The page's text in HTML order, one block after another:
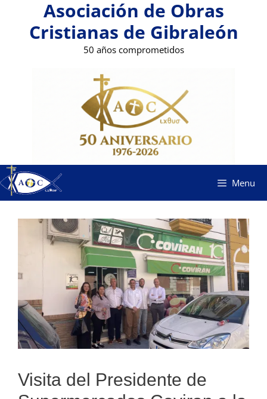
contenido
Asociación de Obras
Cristianas de Gibraleón
50 años comprometidos
Menu
Visita del Presidente de